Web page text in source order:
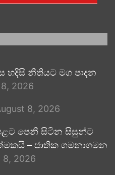
හදිසි නීතියට මග පාදන
2026
8, 2026
පෙනී සිටින සිසුන්ට
– ජාතික ගමනාගමන
8, 2026